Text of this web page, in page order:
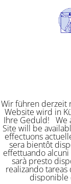
Wir führen derzeit
Website wird in
Ihre Geduld! We
Site will be
effectuons
sera bientôt
effettuando alcuni
sarà presto
realizando tareas
disponible